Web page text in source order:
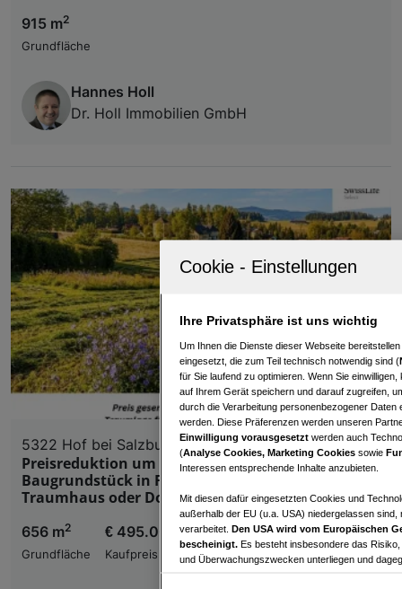
915 m2
Grundfläche
Hannes Holl
Dr. Holl Immobilien GmbH
5322 Hof bei Salzburg
Preisreduktion um € 54.000 – jetzt zugreifen!
Baugrundstück in Fuschlsee-Nähe für Ihr
Traumhaus oder Doppelhaus
656 m2
Grundfläche
€ 495.000,00
Kaufpreis
Ihre Privatsphäre ist uns wichtig
Um Ihnen die Dienste dieser Webseite
eingesetzt, die zum Teil technisch notwendig sind (
für Sie laufend zu optimieren. Wenn Sie
auf Ihrem Gerät speichern und darauf zugreifen,
durch die Verarbeitung personenbezogener
werden. Diese Präferenzen werden unseren
Einwilligung vorausgesetzt werden auch
(Analyse Cookies, Marketing Cookies sowie
Interessen entsprechende Inhalte anzubieten.
Mit diesen dafür eingesetzten Cookies und
außerhalb der EU (u.a. USA) niedergelassen
verarbeitet. Den USA wird vom Europäischen
bescheinigt. Es besteht insbesondere das
und Überwachungszwecken unterliegen und